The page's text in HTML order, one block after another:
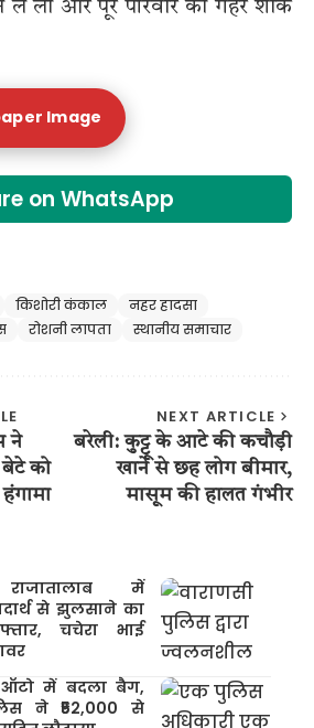
ले ली और पूरे परिवार को गहरे शोक
Image
on WhatsApp
किशोरी कंकाल
नहर हादसा
रोशनी लापता स्थानीय समाचार
ने
बेटे को
हंगामा
NEXT ARTICLE
बरेली: कुट्टू के आटे की कचौड़ी
खाने से छह लोग बीमार,
मासूम की हालत गंभीर
राजातालाब में
से झुलसाने का
चचेरा भाई
ऑटो में बदला बैग,
ने ₹52,000 से